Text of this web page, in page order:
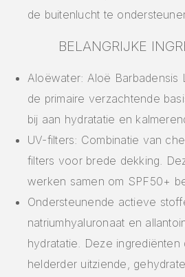
de buitenlucht te
BELANGRIJKE
Aloëwater: Aloë Barbadensis
de primaire verzachtende
bij aan hydratatie en
UV-filters: Combinatie van
filters voor brede dekking.
werken samen om SPF50+
Ondersteunende actieve
natriumhyaluronaat en
hydratatie. Deze ingrediënten
helderder uitziende,